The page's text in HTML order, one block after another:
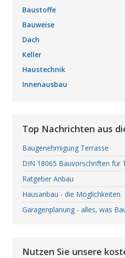
Baustoffe
Bauweise
Dach
Keller
Haustechnik
Innenausbau
Top Nachrichten aus
Baugenehmigung Terrasse
DIN 18065 Bauvorschriften für
Ratgeber Anbau
Hausanbau - die Möglichkeiten
Garagenplanung - alles, was
Nutzen Sie unsere